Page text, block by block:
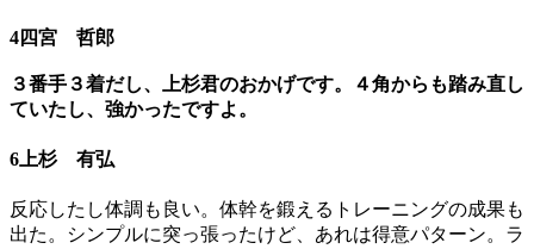
4四宮 哲郎
３番手３着だし、上杉君のおかげです。４角からも踏み直し
ていたし、強かったですよ。
6上杉 有弘
反応したし体調も良い。体幹を鍛えるトレーニングの成果も
出た。シンプルに突っ張ったけど、あれは得意パターン。ラ